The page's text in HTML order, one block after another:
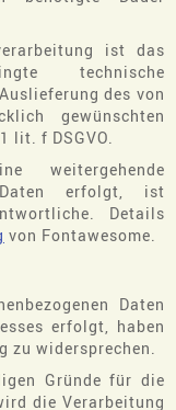
ist das
technische
des von
gewünschten
lit. f DSGVO.
weitergehende
erfolgt, ist
Details
von Fontawesome.
Daten
erfolgt, haben
zu widersprechen.
Gründe für die
die Verarbeitung